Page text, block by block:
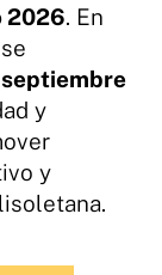
2026. En
septiembre
y
y